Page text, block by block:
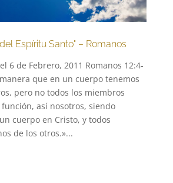
Espíritu Santo" – Romanos
6 de Febrero, 2011 Romanos 12:4-
que en un cuerpo tenemos
pero no todos los miembros
así nosotros, siendo
cuerpo en Cristo, y todos
de los otros.»...